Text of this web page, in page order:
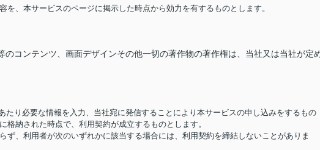
、本サービスのページに掲示した時点から効力を有するものとします。
コンテンツ、画面デザインその他一切の著作物の著作権は、当社又は当社が定
り必要な情報を入力、当社宛に発信することにより本サービスの申し込みをするもの
格納された時点で、利用契約が成立するものとします。
、利用者が次のいずれかに該当する場合には、利用契約を締結しないことがありま